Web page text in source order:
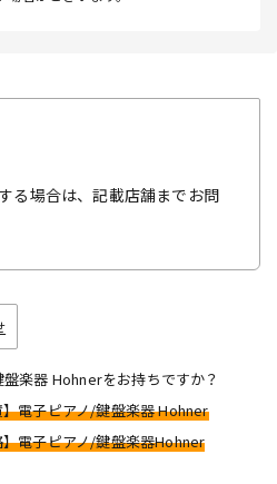
る場合は、記載店舗までお問
楽器 Hohnerをお持ちですか？
電子ピアノ/鍵盤楽器 Hohner
電子ピアノ/鍵盤楽器Hohner